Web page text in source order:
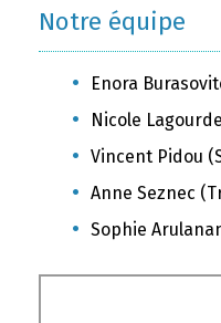
Notre équipe
Enora
Nicole
Vincent Pidou
Anne Seznec
Sophie